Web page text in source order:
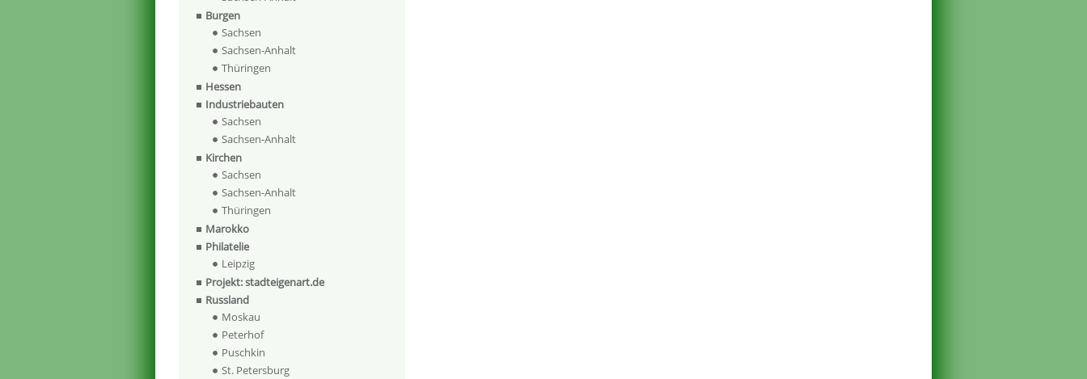
Burgen
Sachsen
Sachsen-Anhalt
Thüringen
Hessen
Industriebauten
Sachsen
Sachsen-Anhalt
Kirchen
Sachsen
Sachsen-Anhalt
Thüringen
Marokko
Philatelie
Leipzig
Projekt: stadteigenart.de
Russland
Moskau
Peterhof
Puschkin
St. Petersburg